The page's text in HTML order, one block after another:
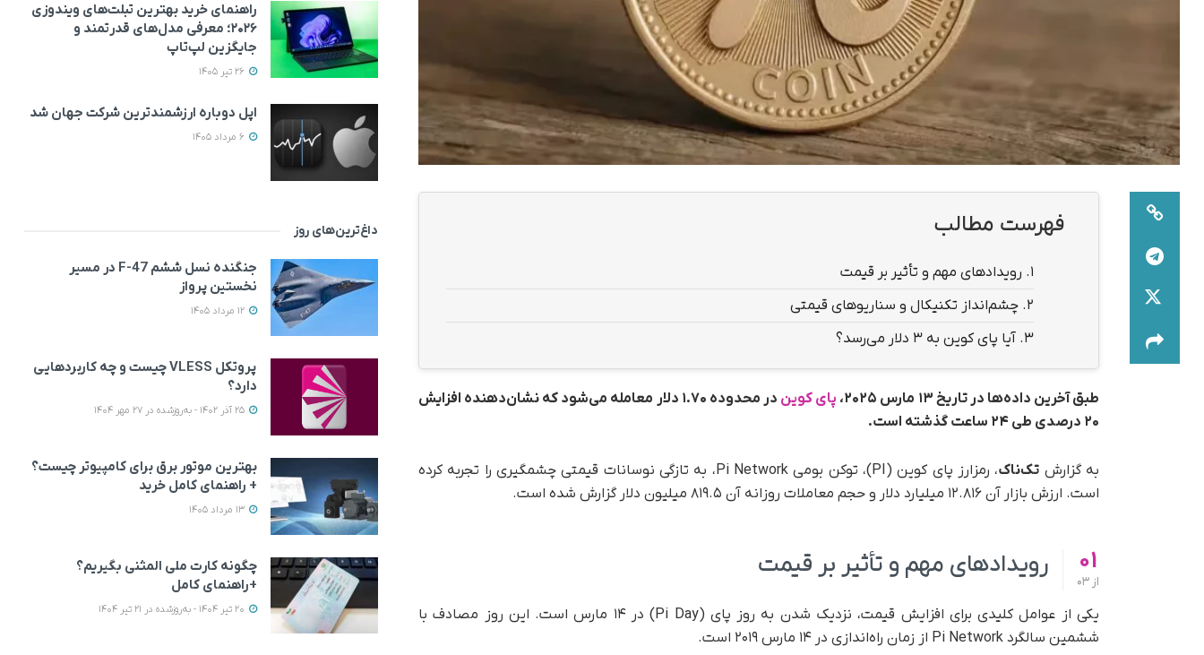
فهرست مطالب
1. رویدادهای مهم و تأثیر بر قیمت
2. چشم‌انداز تکنیکال و سناریوهای قیمتی
3. آیا پای کوین به ۳ دلار می‌رسد؟
طبق آخرین داده‌ها در تاریخ ۱۳ مارس ۲۰۲۵، پای کوین
در محدوده ۱.۷۰ دلار معامله می‌شود که نشان‌دهنده افزایش
۲۰ درصدی طی ۲۴ ساعت گذشته است.
به گزارش تک‌ناک
، رمزارز پای کوین (PI)، توکن بومی Pi Network، به تازگی نوسانات قیمتی چشمگیری را تجربه کرده
است. ارزش بازار آن ۱۲.۸۱۶ میلیارد دلار و حجم معاملات روزانه آن ۸۱۹.۵ میلیون دلار گزارش شده است.
01
از
رویدادهای مهم و تأثیر بر قیمت
یکی از عوامل کلیدی برای افزایش قیمت، نزدیک شدن به روز پای (Pi Day) در ۱۴ مارس است. این روز مصادف با
ششمین سالگرد Pi Network از زمان راه‌اندازی در ۱۴ مارس ۲۰۱۹ است.
راهنمای خرید بهترین تبلت‌های ویندوزی
۲۰۲۶؛ معرفی مدل‌های قدرتمند و
جایگزین لپ‌تاپ
اپل دوباره ارزشمندترین شرکت جهان شد
داغ‌ترین‌های روز
جنگنده نسل ششم F-47 در مسیر
نخستین پرواز
پروتکل VLESS چیست و چه کاربردهایی
دارد؟
بهترین موتور برق برای کامپیوتر چیست؟
+ راهنمای کامل خرید
چگونه کارت ملی المثنی بگیریم؟
+راهنمای کامل